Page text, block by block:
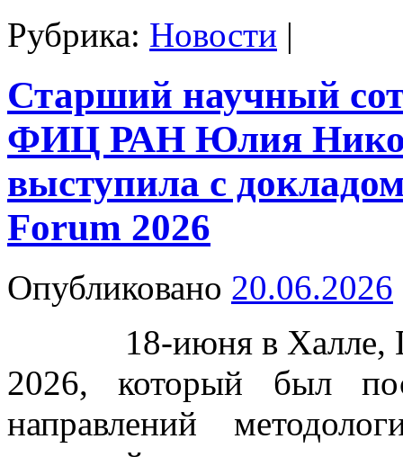
Рубрика: Новости |
Старший научный
ФИЦ РАН Юлия
выступила с
Forum 2026
Опубликовано 20.06.2026
18-июня в Халле,
2026, который был
направлений